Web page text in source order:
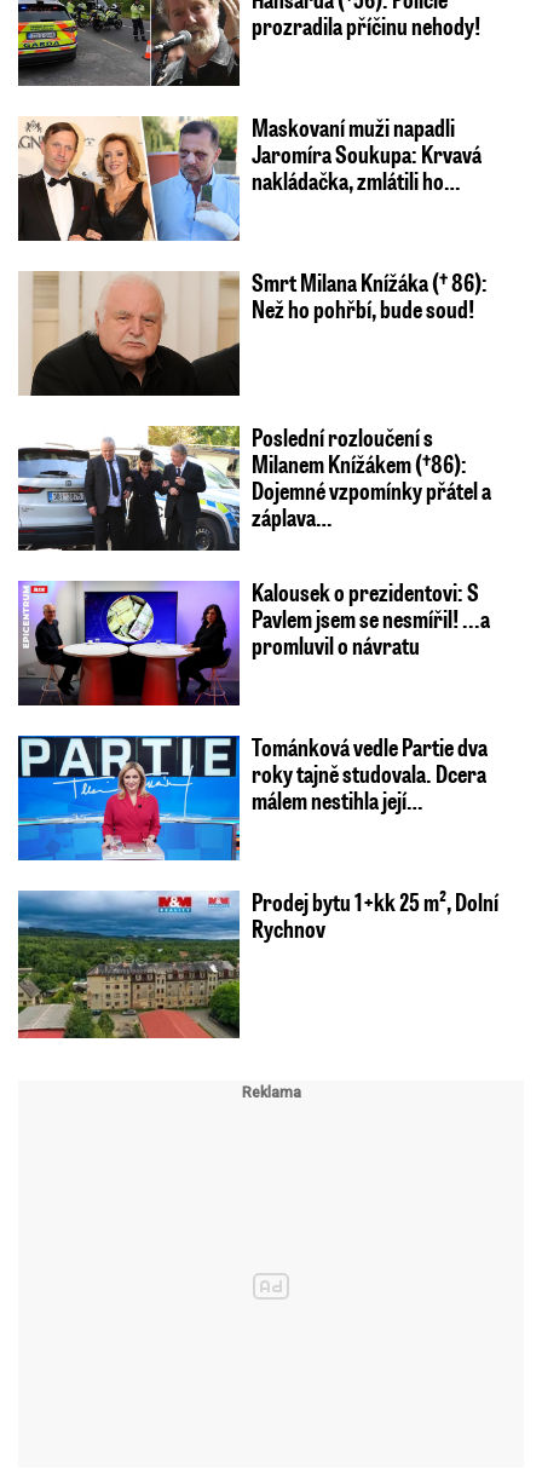
prozradila příčinu nehody!
Maskovaní muži napadli
Jaromíra Soukupa: Krvavá
nakládačka, zmlátili ho…
Smrt Milana Knížáka († 86):
Než ho pohřbí, bude soud!
Poslední rozloučení s
Milanem Knížákem (†86):
Dojemné vzpomínky přátel a
záplava…
Kalousek o prezidentovi: S
Pavlem jsem se nesmířil! ...a
promluvil o návratu
Tománková vedle Partie dva
roky tajně studovala. Dcera
málem nestihla její…
Prodej bytu 1+kk 25 m², Dolní
Rychnov